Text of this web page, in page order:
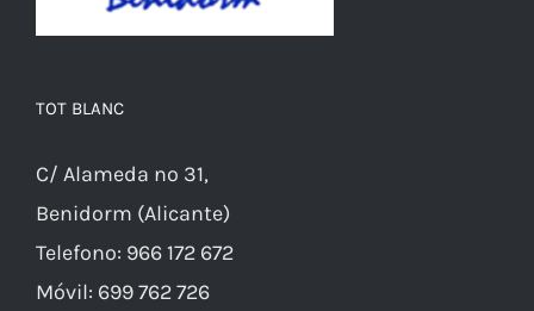
página
TOT BLANC
C/ Alameda nº 31,
Benidorm (Alicante)
Telefono: 966 172 672
Móvil: 699 762 726